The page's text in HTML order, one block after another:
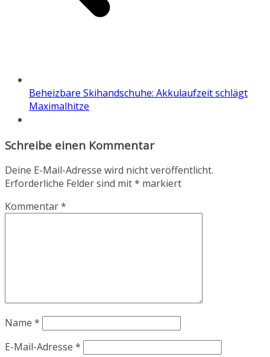
Beheizbare Skihandschuhe: Akkulaufzeit schlägt
Maximalhitze
Schreibe einen Kommentar
Deine E-Mail-Adresse wird nicht veröffentlicht.
Erforderliche Felder sind mit* markiert
Kommentar*
Name *
E-Mail-Adresse *